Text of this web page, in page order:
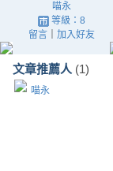
喵永
等級：8
留言｜ 加入好友
文章推薦人 (1)
喵永